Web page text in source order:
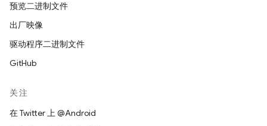
预览二进制文件
出厂映像
驱动程序二进制文件
GitHub
关注
在 Twitter 上 @Android